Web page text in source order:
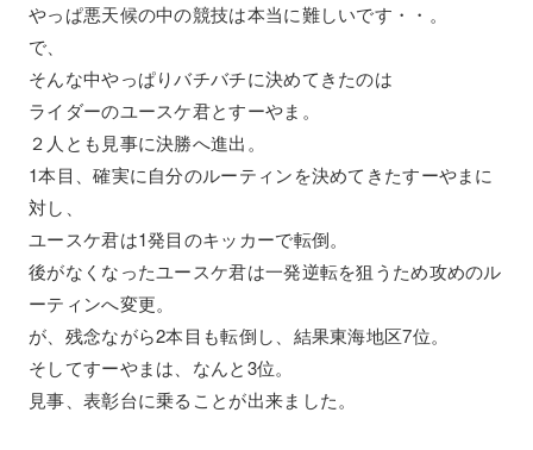
やっぱ悪天候の中の競技は本当に難しいです・・。
で、
そんな中やっぱりバチバチに決めてきたのは
ライダーのユースケ君とすーやま。
２人とも見事に決勝へ進出。
1本目、確実に自分のルーティンを決めてきたすーやまに
対し、
ユースケ君は1発目のキッカーで転倒。
後がなくなったユースケ君は一発逆転を狙うため攻めのル
ーティンへ変更。
が、残念ながら2本目も転倒し、結果東海地区7位。
そしてすーやまは、なんと3位。
見事、表彰台に乗ることが出来ました。